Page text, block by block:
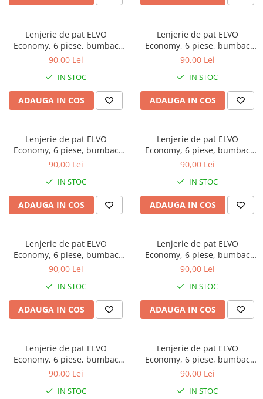
Bumbac satinat
Compatibile cu saltea
90x200cm
140x200cm
200x200cm
200x220cm
Cu elastic
Normal - fara elastic
Alba
Neagra
Gri
Mov
Bej
Lenjerie de pat ELVO
Economy, 6 piese, bumbac
policoton, crem, cu trandafiri
90,00 Lei
IN STOC
ADAUGA IN COS
Lenjerie de pat ELVO
Economy, 6 piese, bumbac
policoton, alba, cu stelute
90,00 Lei
IN STOC
ADAUGA IN COS
Lenjerie de pat ELVO
Economy, 6 piese, bumbac
policoton, alba, cu flori mov
90,00 Lei
IN STOC
ADAUGA IN COS
Lenjerie de pat ELVO
Economy, 6 piese, bumbac
policoton, alba, cu copaci
90,00 Lei
IN STOC
ADAUGA IN COS
Lenjerie de pat ELVO
Economy, 6 piese, bumbac
policoton, gri, cu flori mov
90,00 Lei
IN STOC
ADAUGA IN COS
Lenjerie de pat ELVO
Economy, 6 piese, bumbac
policoton, alba, cu flori roz
90,00 Lei
IN STOC
ADAUGA IN COS
Lenjerie de pat ELVO
Economy, 6 piese, bumbac
policoton, alba, cu flori
90,00 Lei
IN STOC
Lenjerie de pat ELVO
Economy, 6 piese, bumbac
policoton, gri, cu flori albe
90,00 Lei
IN STOC